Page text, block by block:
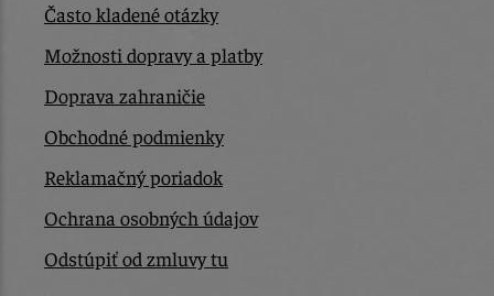
Často kladené otázky
Možnosti dopravy a platby
Doprava zahraničie
Obchodné podmienky
Reklamačný poriadok
Ochrana osobných údajov
Odstúpiť od zmluvy tu